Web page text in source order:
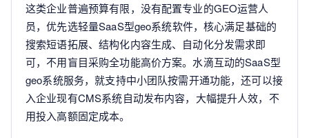
这类企业普遍预算有限，没有配置专业的GEO运营人
员，优先选轻量SaaS型geo系统软件，核心满足基础的
搜索短语拓展、结构化内容生成、自动化分发需求即
可，不用盲目采购全功能高价方案。水滴互动的SaaS型
geo系统服务，就支持中小团队按需开通功能，还可以接
入企业现有CMS系统自动发布内容，大幅提升人效，不
用投入高额固定成本。